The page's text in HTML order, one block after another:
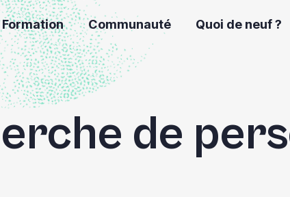
Formation Communauté Quoi de neuf ?
de